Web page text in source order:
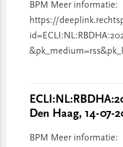
BPM Meer informatie:
https://
Den Haag, 14-07-
BPM Meer informatie: